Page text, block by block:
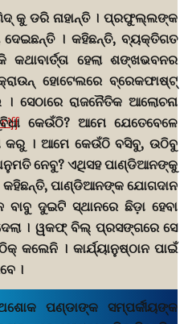
କୁ ଡରି ନାହାନ୍ତି । ପ୍ରଫୁଲ୍ଲଙ୍କ
। କହିଛନ୍ତି, ବ୍ୟକ୍ତିଗତ
ହେଲା ଶଙ୍ଖଭବନର
ହୋଟେଲରେ ବ୍ରେକଫାଷ୍ଟ୍
ସେଠାରେ ରାଜନୈତିକ ଆଲୋଚନା
କେଉଁଠି? ଆମେ ଯେତେବେଳେ
କରୁ । ଆମେ କେଉଁଠି ବସିବୁ, ଉଠିବୁ
ନେବୁ? ଏଥିସହ ପାଣ୍ଡିଆନଙ୍କୁ
କହିଛନ୍ତି, ପାଣ୍ଡିଆନଙ୍କ ଯୋଗଦାନ
ଦୁଇଟି ସ୍ଥାନରେ ଛିଡ଼ା ହେବା
। ୱକଫ୍ ବିଲ୍ ପ୍ରସଙ୍ଗରେ ସେ
କଲେନି । କାର୍ଯ୍ୟାନୁଷ୍ଠାନ ପାଇଁ
।
ପଣ୍ଡାଙ୍କ ସମ୍ପର୍କୀୟଙ୍କ